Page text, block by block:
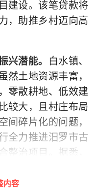
建设。该笔贷款将
，助推乡村迈向高
兴潜能。 白水镇、
然土地资源丰富，
零散耕地、低效建
较大，且村庄布局
间碎片化的问题，
全力推进汨罗市古
整治项目。据悉，
设内容包括开展农
历史文化保护、公
内容